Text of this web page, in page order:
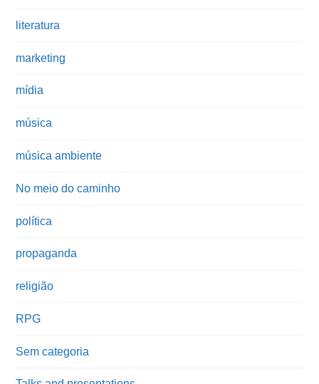
literatura
marketing
mídia
música
música ambiente
No meio do caminho
política
propaganda
religião
RPG
Sem categoria